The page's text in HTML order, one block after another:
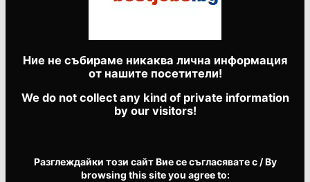
Ние не събираме никаква лична информация
от нашите посетители!
We do not collect any kind of private information
by our visitors!
Разглеждайки този сайт Вие се съгласявате с / By
browsing this site you agree to: